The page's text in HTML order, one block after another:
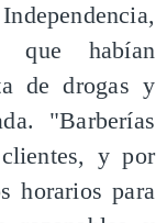
que habían
de drogas y
"Barberías
y por
horarios para